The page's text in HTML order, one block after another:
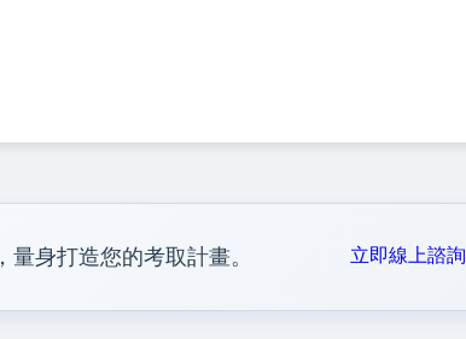
，量身打造您的考取計畫。 立即線上諮詢